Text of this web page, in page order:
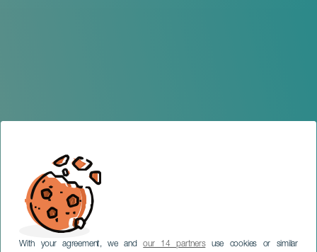
With your agreement, we andour 14 partnersuse cookies or similar